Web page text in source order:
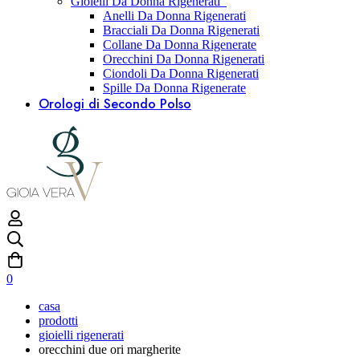
Anelli Da Donna Rigenerati
Bracciali Da Donna Rigenerati
Collane Da Donna Rigenerate
Orecchini Da Donna Rigenerati
Ciondoli Da Donna Rigenerati
Spille Da Donna Rigenerate
Orologi di Secondo Polso
0
casa
prodotti
gioielli rigenerati
orecchini due ori margherite